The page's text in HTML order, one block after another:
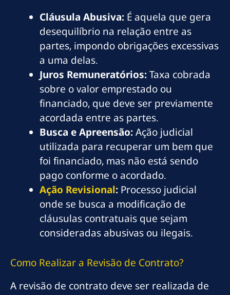
Cláusula Abusiva: É aquela que gera
desequilíbrio na relação entre as
partes, impondo obrigações excessivas
a uma delas.
Juros Remuneratórios:Taxa cobrada
sobre o valor emprestado ou
financiado, que deve ser previamente
acordada entre as partes.
Busca e Apreensão:Ação judicial
utilizada para recuperar um bem que
foi financiado, mas não está sendo
pago conforme o acordado.
Ação Revisional: Processo judicial
onde se busca a modificação de
cláusulas contratuais que sejam
consideradas abusivas ou ilegais.
Como Realizar a Revisão de Contrato?
A revisão de contrato deve ser realizada de